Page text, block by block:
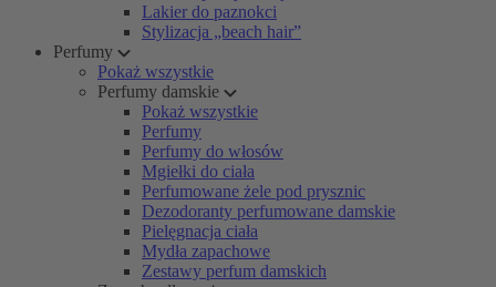
Lakier do paznokci
Stylizacja „beach hair”
Perfumy
Pokaż wszystkie
Perfumy damskie
Pokaż wszystkie
Perfumy
Perfumy do włosów
Mgiełki do ciała
Perfumowane żele pod prysznic
Dezodoranty perfumowane damskie
Pielęgnacja ciała
Mydła zapachowe
Zestawy perfum damskich